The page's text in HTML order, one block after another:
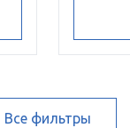
Все фильтры